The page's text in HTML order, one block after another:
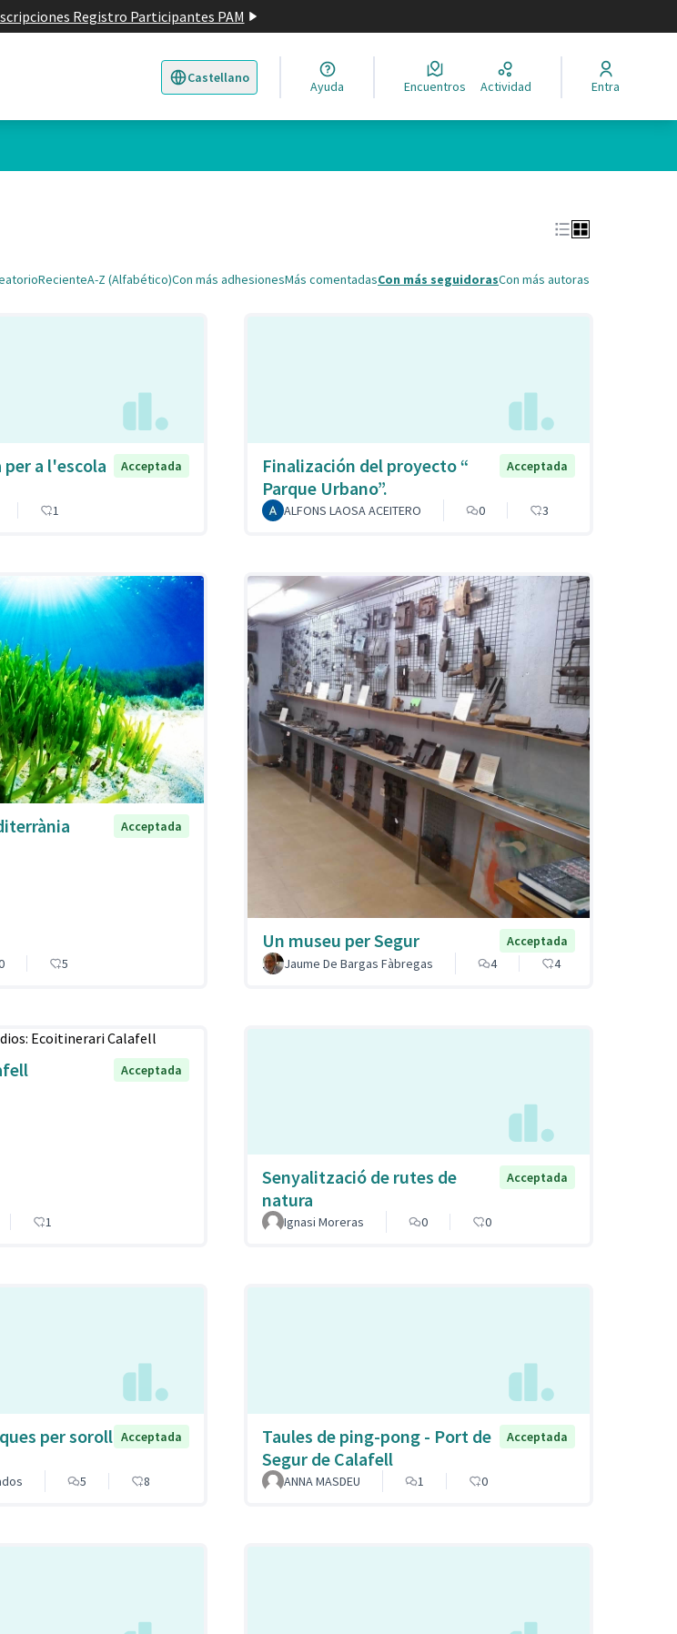
Registro Participantes PAM
Castellano
Triar la llengua Elegir el idioma
Ayuda Encuentros Actividad Entra
RecienteA-Z (Alfabético)Con más adhesionesMás comentadasCon más seguidorasCon más autoras
a l'escola
Acceptada
1
Finalización del proyecto “
Parque Urbano”.
Acceptada
ALFONS LAOSA ACEITERO 0 3
Acceptada
5
Un museu per Segur
Acceptada
Jaume De Bargas Fàbregas
4 4
Acceptada
1
Senyalització de rutes de
natura
Acceptada
Ignasi Moreras 0 0
per soroll Acceptada
5 8
Taules de ping-pong - Port de
Segur de Calafell
Acceptada
ANNA MASDEU 1 0